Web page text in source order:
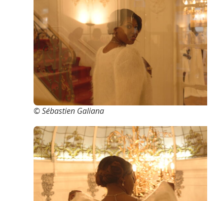
© Sébastien Galiana